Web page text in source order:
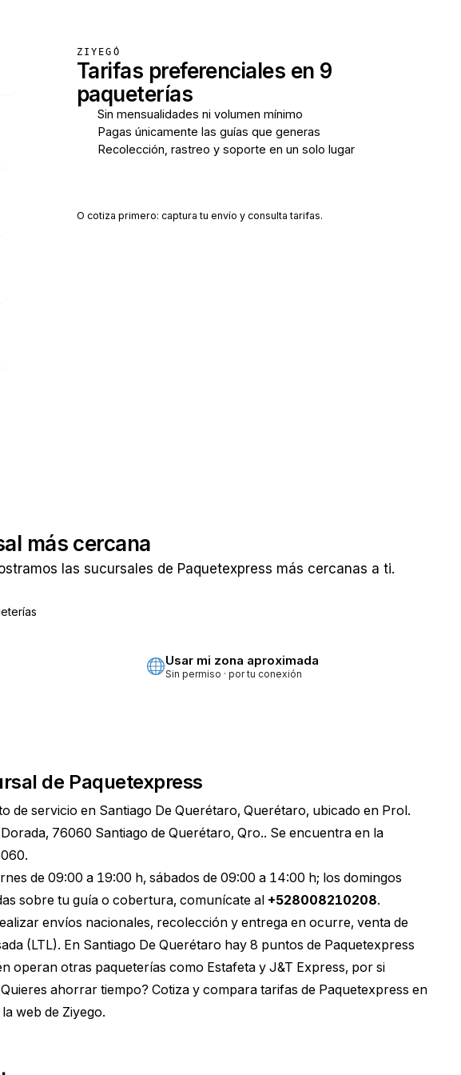
ZIYEGÓ
Tarifas preferenciales en 9
paqueterías
Sin mensualidades ni volumen mínimo
Pagas únicamente las guías que generas
Recolección, rastreo y soporte en un solo lugar
O cotiza primero: captura tu envío y consulta tarifas.
más cercana
las sucursales de Paquetexpress más cercanas a ti.
Usar mi zona aproximada
Sin permiso · por tu conexión
de Paquetexpress
de servicio en Santiago De Querétaro, Querétaro, ubicado en Prol.
76060 Santiago de Querétaro, Qro.. Se encuentra en la
de 09:00 a 19:00 h, sábados de 09:00 a 14:00 h; los domingos
sobre tu guía o cobertura, comunícate al +528008210208.
envíos nacionales, recolección y entrega en ocurre, venta de
(LTL). En Santiago De Querétaro hay 8 puntos de Paquetexpress
operan otras paqueterías como Estafeta y J&T Express, por si
ahorrar tiempo? Cotiza y compara tarifas de Paquetexpress en
web de Ziyego.